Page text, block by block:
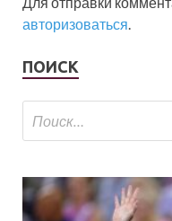
авторизоваться.
ПОИСК